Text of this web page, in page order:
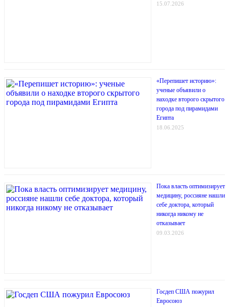
15.07.2026
«Перепишет историю»:
ученые объявили о
находке второго скрытого
города под пирамидами
Египта
18.06.2025
Пока власть оптимизирует
медицину, россияне нашли
себе доктора, который
никогда никому не
отказывает
09.03.2026
Госдеп США пожурил
Евросоюз